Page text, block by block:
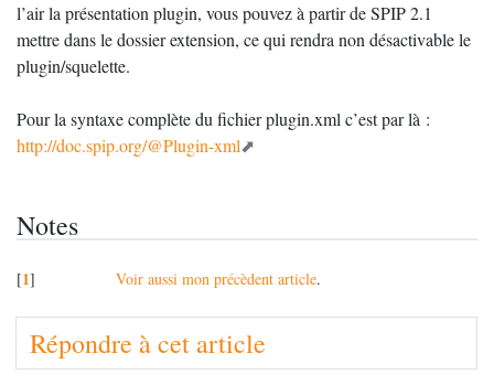
l’air la présentation plugin, vous pouvez à partir deSPIP2.1
mettre dans le dossier extension, ce qui rendra non désactivable le
plugin/squelette.
Pour la syntaxe complète du fichier plugin.xml c’est par là :
http://doc.spip.org/@Plugin-xml
Notes
[1] Voir aussi mon précèdent article.
Répondre à cet article